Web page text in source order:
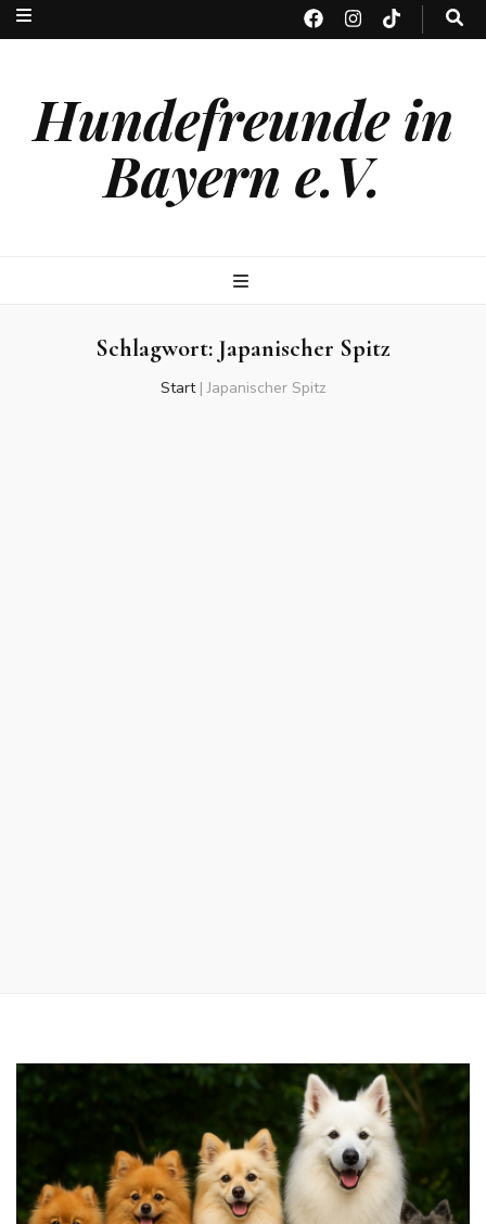
Hundefreunde in
Bayern e.V.
Schlagwort: Japanischer Spitz
Start | Japanischer Spitz